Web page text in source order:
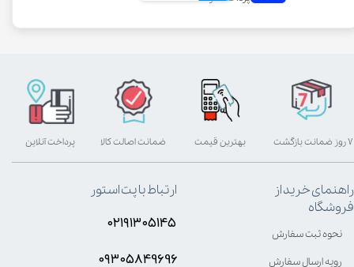
بهترین قیمت پرداخت آنلاین ۷ روز ضمانت بازگشت ضمانت اصالت کالا
راهنمای خرید از
فروشگاه
نحوه ثبت سفارش
رویه ارسال سفارش
ارتباط با پت استور
۰۲۱۹۱۳۰۵۱۴۵
۰۹۳۰۵8۴9696